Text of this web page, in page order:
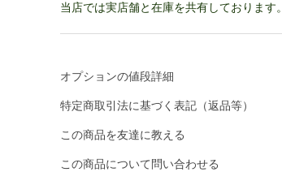
当店では実店舗と在庫を共有しております。
オプションの値段詳細
特定商取引法に基づく表記（返品等）
この商品を友達に教える
この商品について問い合わせる